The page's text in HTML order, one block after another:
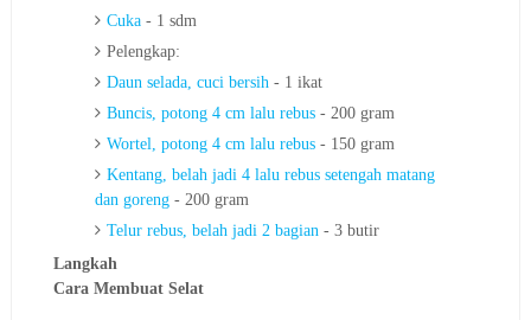
Cuka - 1 sdm
Pelengkap:
Daun selada, cuci bersih- 1 ikat
Buncis, potong 4 cm lalu rebus- 200 gram
Wortel, potong 4 cm lalu rebus- 150 gram
Kentang, belah jadi 4 lalu rebus setengah matang
dan goreng - 200 gram
Telur rebus, belah jadi 2 bagian- 3 butir
Langkah
Cara Membuat Selat